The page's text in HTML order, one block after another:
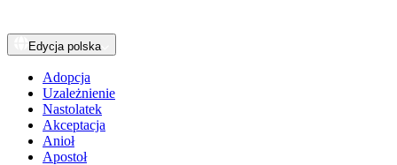
Edycja polska
Adopcja
Uzależnienie
Nastolatek
Akceptacja
Anioł
Apostoł